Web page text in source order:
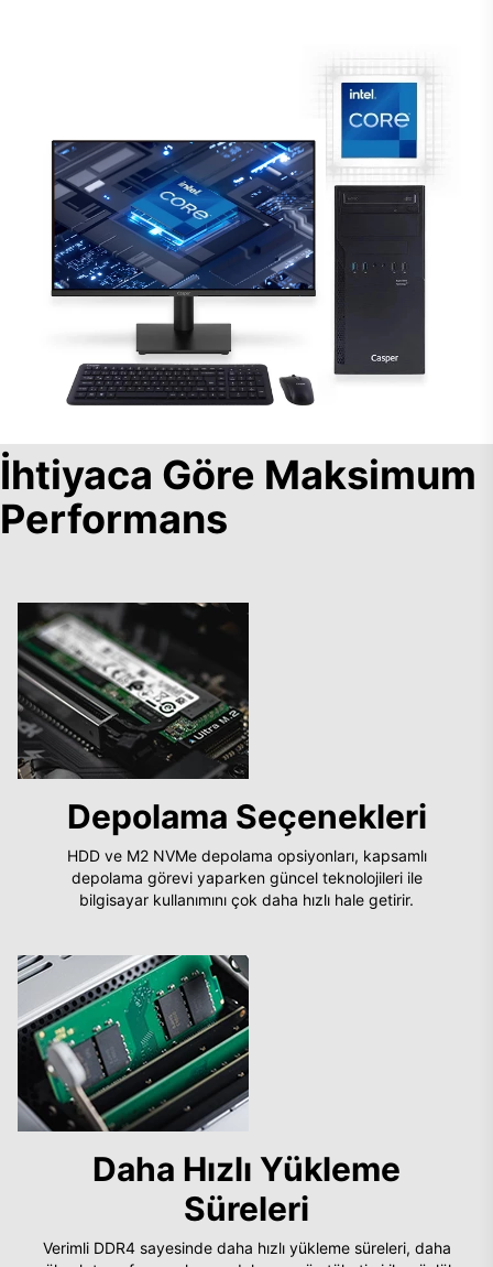
İhtiyaca Göre Maksimum
Performans
Depolama Seçenekleri
HDD ve M2 NVMe depolama opsiyonları, kapsamlı
depolama görevi yaparken güncel teknolojileri ile
bilgisayar kullanımını çok daha hızlı hale getirir.
Daha Hızlı Yükleme
Süreleri
Verimli DDR4 sayesinde daha hızlı yükleme süreleri, daha